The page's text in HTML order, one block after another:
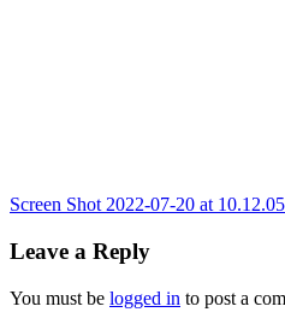
Post
navigation
Screen Shot 2022-07-20 at
Leave a Reply
You must be logged in to post a